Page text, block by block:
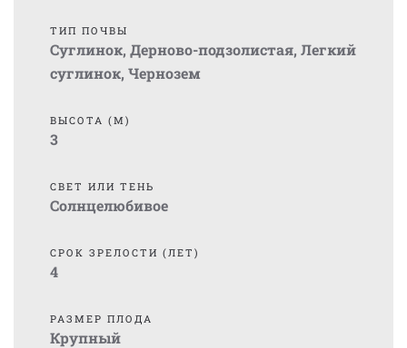
ТИП ПОЧВЫ
Суглинок, Дерново-подзолистая, Легкий
суглинок, Чернозем
ВЫСОТА (М)
3
СВЕТ ИЛИ ТЕНЬ
Солнцелюбивое
СРОК ЗРЕЛОСТИ (ЛЕТ)
4
РАЗМЕР ПЛОДА
Крупный